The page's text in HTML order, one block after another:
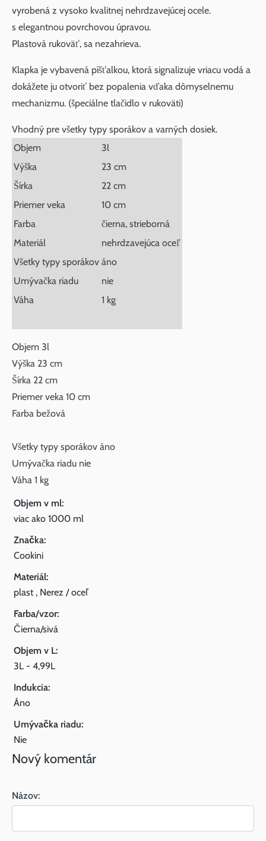
vyrobená z vysoko kvalitnej nehrdzavejúcej ocele.
s elegantnou povrchovou úpravou.
Plastová rukoväť, sa nezahrieva.
Klapka je vybavená píšťalkou, ktorá signalizuje vriacu vodá a
dokážete ju otvoriť bez popalenia vďaka dômyselnemu
mechanizmu. (špeciálne tlačidlo v rukoväti)
Vhodný pre všetky typy sporákov a varných dosiek.
Objem
3l
Výška
23 cm
Šírka
22 cm
Priemer veka
10 cm
Farba
čierna, strieborná
Materiál
nehrdzavejúca oceľ
Všetky typy sporákov áno
Umývačka riadu
nie
Váha
1 kg
Objem 3l
Výška 23 cm
Šírka 22 cm
Priemer veka 10 cm
Farba bežová
Všetky typy sporákov áno
Umývačka riadu nie
Váha 1 kg
Objem v ml:
viac ako 1000 ml
Značka:
Cookini
Materiál:
plast , Nerez / oceľ
Farba/vzor:
Čierna/sivá
Objem v L:
3L - 4,99L
Indukcia:
Áno
Umývačka riadu:
Nie
Nový komentár
Názov: